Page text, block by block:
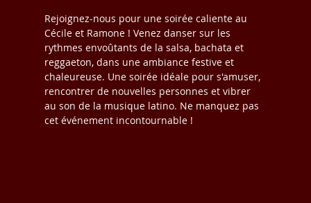
Rejoignez-nous pour une soirée caliente au
Cécile et Ramone ! Venez danser sur les
rythmes envoûtants de la salsa, bachata et
reggaeton, dans une ambiance festive et
chaleureuse. Une soirée idéale pour s'amuser,
rencontrer de nouvelles personnes et vibrer
au son de la musique latino. Ne manquez pas
cet événement incontournable !